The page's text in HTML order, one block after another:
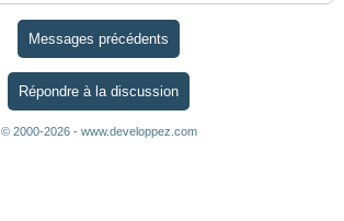
Messages précédents
Répondre à la discussion
© 2000-2026 - www.developpez.com